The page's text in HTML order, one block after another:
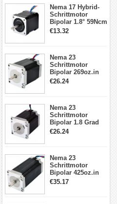
Schrittmotor
Nema 17 Hybrid-
Schrittmotor
Bipolar 1.8° 59Ncm
2A 4 Drähte mit 1m
€13.32
Nema 23
Schrittmotor
Bipolar 269oz.in
2,8A 57x57x76mm
€26.24
Nema 23
Schrittmotor
Bipolar 1.8 Grad
1.9Nm 3A 3.36V 4
€26.24
Nema 23
Schrittmotor
Bipolar 425oz.in
4.2A 57x57x114mm
€35.17